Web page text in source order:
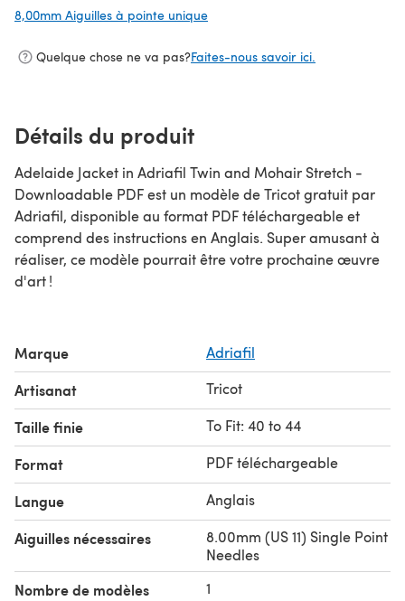
8,00mm Aiguilles à pointe unique
Quelque chose ne va pas?Faites-nous savoir ici.
Détails du produit
Adelaide Jacket in Adriafil Twin and Mohair Stretch -
Downloadable PDF est un modèle de Tricot gratuit par
Adriafil, disponible au format PDF téléchargeable et
comprend des instructions en Anglais. Super amusant à
réaliser, ce modèle pourrait être votre prochaine œuvre
d'art !
Marque Adriafil
Artisanat Tricot
Taille finie To Fit: 40 to 44
Format PDF téléchargeable
Langue Anglais
Aiguilles nécessaires
8.00mm (US 11) Single Point
Needles
Nombre de modèles 1